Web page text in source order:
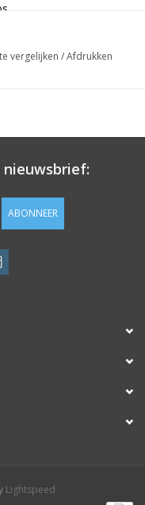
vergelijken /Afdrukken
nieuwsbrief:
ABONNEER
Lightspeed